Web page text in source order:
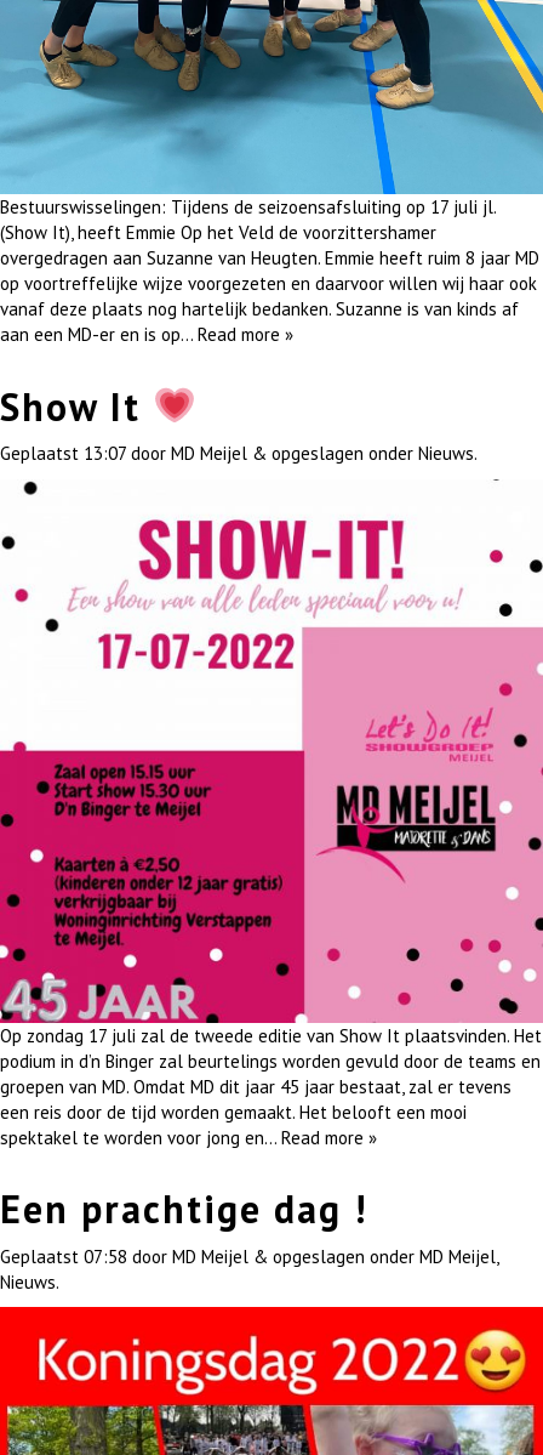
Bestuurswisselingen: Tijdens de seizoensafsluiting op 17 juli jl.
(Show It), heeft Emmie Op het Veld de voorzittershamer
overgedragen aan Suzanne van Heugten. Emmie heeft ruim 8 jaar MD
op voortreffelijke wijze voorgezeten en daarvoor willen wij haar ook
vanaf deze plaats nog hartelijk bedanken. Suzanne is van kinds af
aan een MD-er en is op… Read more »
Show It
Geplaatst 13:07 door MD Meijel & opgeslagen onder Nieuws.
Op zondag 17 juli zal de tweede editie van Show It plaatsvinden. Het
podium in d’n Binger zal beurtelings worden gevuld door de teams en
groepen van MD. Omdat MD dit jaar 45 jaar bestaat, zal er tevens
een reis door de tijd worden gemaakt. Het belooft een mooi
spektakel te worden voor jong en… Read more »
Een prachtige dag !
Geplaatst 07:58 door MD Meijel & opgeslagen onder MD Meijel
Nieuws.